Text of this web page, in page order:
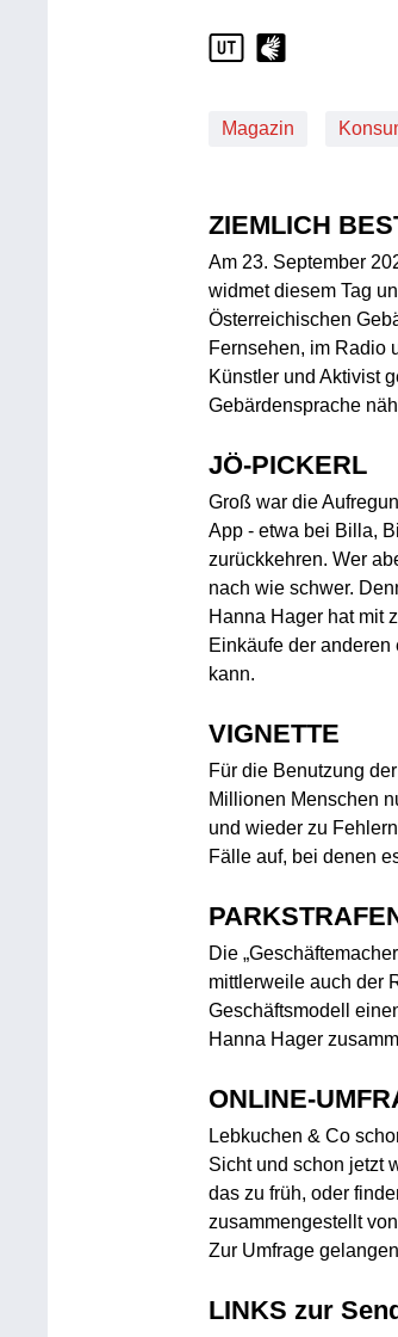
Magazin
ZIEMLICH
Am 23. September
widmet diesem Tag
Österreichischen
Fernsehen, im Radio
Künstler und Aktivist
Gebärdensprache
JÖ-PICKERL
Groß war die
App - etwa bei Billa,
zurückkehren. Wer
nach wie schwer.
Hanna Hager hat mit
Einkäufe der
kann.
VIGNETTE
Für die Benutzung
Millionen Menschen
und wieder zu
Fälle auf, bei denen
Die
mittlerweile auch der
Geschäftsmodell
Hanna Hager
ONLINE-
Lebkuchen & Co
Sicht und schon jetzt
das zu früh, oder
zusammengestellt
Zur Umfrage
LINKS zur